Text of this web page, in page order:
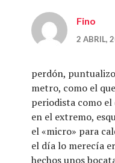
Fino
2 ABRIL,
perdón,
metro, como el
periodista como
en el extremo,
el «micro» para
el día lo merecía
hechos unos